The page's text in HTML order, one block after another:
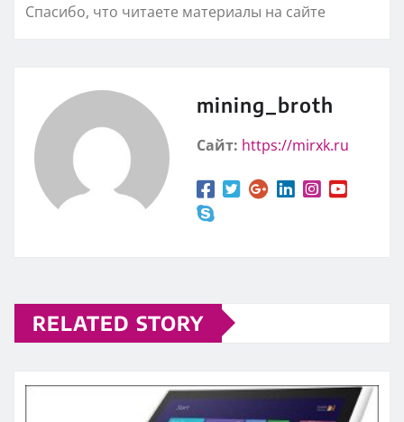
Спасибо, что читаете материалы на сайте
mining_broth
Сайт: https://mirxk.ru
RELATED STORY